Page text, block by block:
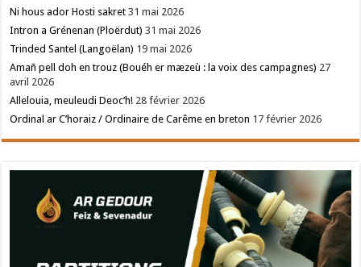
Ni hous ador Hosti sakret 31 mai 2026
Intron a Grénenan (Ploërdut) 31 mai 2026
Trinded Santel (Langoëlan) 19 mai 2026
Amañ pell doh en trouz (Bouéh er mæzeù : la voix des campagnes) 27
avril 2026
Allelouia, meuleudi Deoc’h! 28 février 2026
Ordinal ar C’horaiz / Ordinaire de Carême en breton 17 février 2026